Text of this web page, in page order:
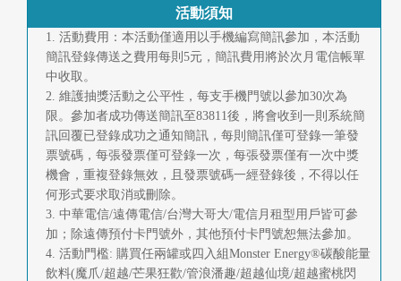
活動須知
1. 活動費用：本活動僅適用以手機編寫簡訊參加，本活動
簡訊登錄傳送之費用每則5元，簡訊費用將於次月電信帳單
中收取。
2. 維護抽獎活動之公平性，每支手機門號以參加30次為
限。參加者成功傳送簡訊至83811後，將會收到一則系統簡
訊回覆已登錄成功之通知簡訊，每則簡訊僅可登錄一筆發
票號碼，每張發票僅可登錄一次，每張發票僅有一次中獎
機會，重複登錄無效，且發票號碼一經登錄後，不得以任
何形式要求取消或刪除。
3. 中華電信/遠傳電信/台灣大哥大/電信月租型用戶皆可參
加；除遠傳預付卡門號外，其他預付卡門號恕無法參加。
4. 活動門檻: 購買任兩罐或四入組Monster Energy®碳酸能量
飲料(魔爪/超越/芒果狂歡/管浪潘趣/超越仙境/超越蜜桃閃